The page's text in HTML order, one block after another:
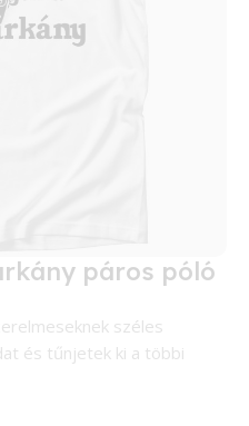
páros póló
széles
és tűnjetek ki a többi